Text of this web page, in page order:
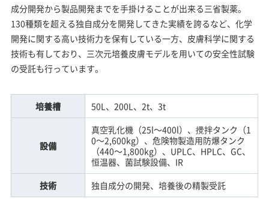
成分開発から製品開発までを手掛けることが出来る三省製薬。
130種類を超える独自成分を開発してきた実績を誇るなど、化学
開発に関する高い技術力を保有している一方、皮膚科学に関する
技術も有しており、三次元培養皮膚モデルを用いての安全性試験
の受託も行っています。
培養槽 50L、200L、2t、3t
設備
真空乳化機（25l～400l）、攪拌タンク（1
0～2,600kg）、危険物製造用防爆タンク
（440～1,800kg）、UPLC、HPLC、GC、
恒温器、菌試験設備、IR
技術
独自成分の開発、培養後の精製受託